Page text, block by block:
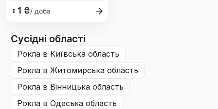
1 ₴/ доба
Сусідні області
рокла в Київська область
рокла в Житомирська область
рокла в Вінницька область
рокла в Одеська область